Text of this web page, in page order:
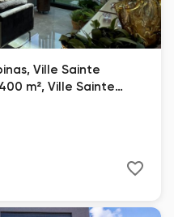
Ville Sainte
m², Ville Sainte